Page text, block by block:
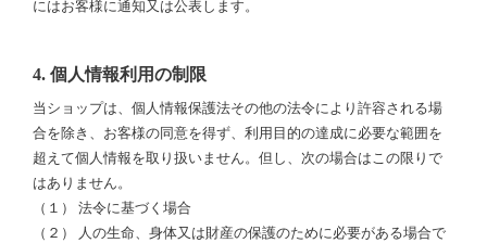
にはお客様に通知又は公表します。
4. 個人情報利用の制限
当ショップは、個人情報保護法その他の法令により許容される場
合を除き、お客様の同意を得ず、利用目的の達成に必要な範囲を
超えて個人情報を取り扱いません。但し、次の場合はこの限りで
はありません。
（１） 法令に基づく場合
（２） 人の生命、身体又は財産の保護のために必要がある場合で